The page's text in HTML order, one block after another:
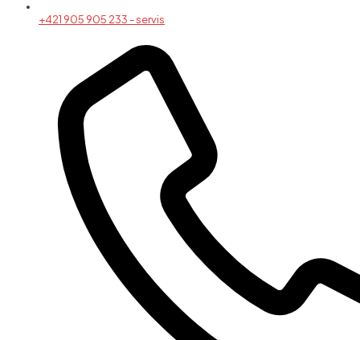
+421 905 905 233 - servis